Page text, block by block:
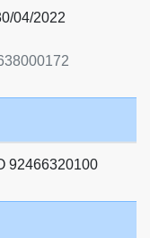
04/2022
92466320100